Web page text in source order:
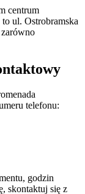
centrum
ul. Ostrobramska
zarówno
telefonu:
godzin
skontaktuj się z